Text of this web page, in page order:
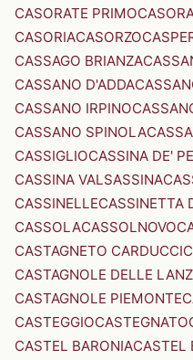
CASORATE PRIMO
CASORIACASORZO
CASSAGO BRIANZA
CASSANO D'ADDA
CASSANO IRPINO
CASSANO SPINOLA
CASSIGLIOCASSINA DE'
CASSINA VALSASSINA
CASSINELLECASSINETTA
CASSOLACASSOLNOVO
CASTAGNETO CARDUCCI
CASTAGNOLE DELLE
CASTAGNOLE PIEMONTE
CASTEGGIOCASTEGNATO
CASTEL BARONIACASTEL